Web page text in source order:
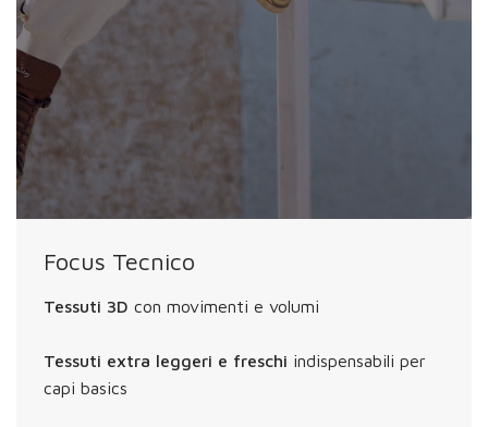
Focus Tecnico
Tessuti 3D con movimenti e volumi
Tessuti extra leggeri e freschi indispensabili per
capi basics